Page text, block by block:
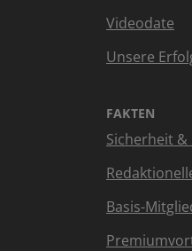
Videodate
Unsere
FAKTEN
Sicherheit
Basis-